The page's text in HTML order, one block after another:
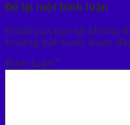
Để lại một bình luận
Email của bạn sẽ không
trường bắt buộc được
Bình luận *